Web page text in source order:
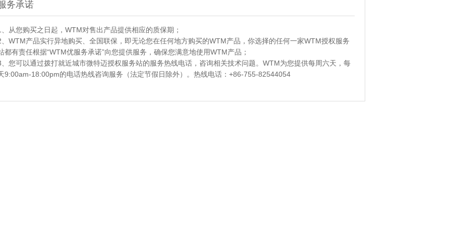
务承诺
、从您购买之日起，WTM对售出产品提供相应的质保期；
、WTM产品实行异地购买、全国联保，即无论您在任何地方购买的WTM产品，你选择的任何一家WTM授权服务
都有责任根据“WTM优服务承诺”向您提供服务，确保您满意地使用WTM产品；
、您可以通过拨打就近城市微特迈授权服务站的服务热线电话，咨询相关技术问题。WTM为您提供每周六天，每
9:00am-18:00pm的电话热线咨询服务（法定节假日除外）。热线电话：+86-755-82544054